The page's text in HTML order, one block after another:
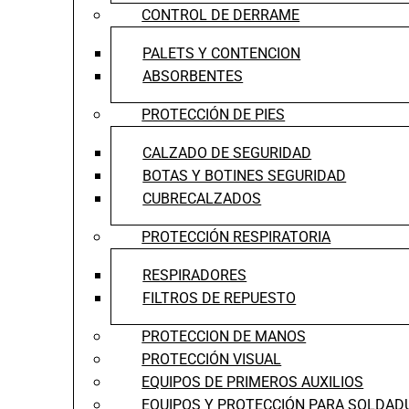
CONTROL DE DERRAME
PALETS Y CONTENCION
ABSORBENTES
PROTECCIÓN DE PIES
CALZADO DE SEGURIDAD
BOTAS Y BOTINES SEGURIDAD
CUBRECALZADOS
PROTECCIÓN RESPIRATORIA
RESPIRADORES
FILTROS DE REPUESTO
PROTECCION DE MANOS
PROTECCIÓN VISUAL
EQUIPOS DE PRIMEROS AUXILIOS
EQUIPOS Y PROTECCIÓN PARA